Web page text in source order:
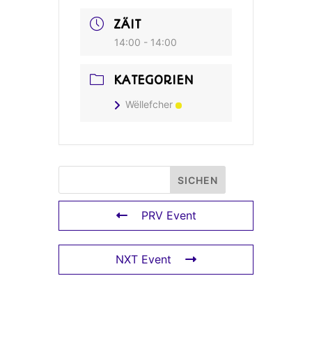
ZÄIT
14:00 - 14:00
KATEGORIEN
Wëllefcher
PRV Event
NXT Event